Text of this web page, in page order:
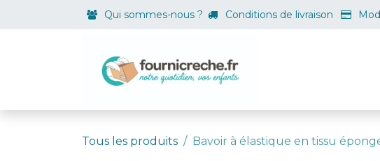
Se rendre au contenuQui sommes-nous ? Conditions de livraison
Tous les produits Bavoir à élastique en tissu